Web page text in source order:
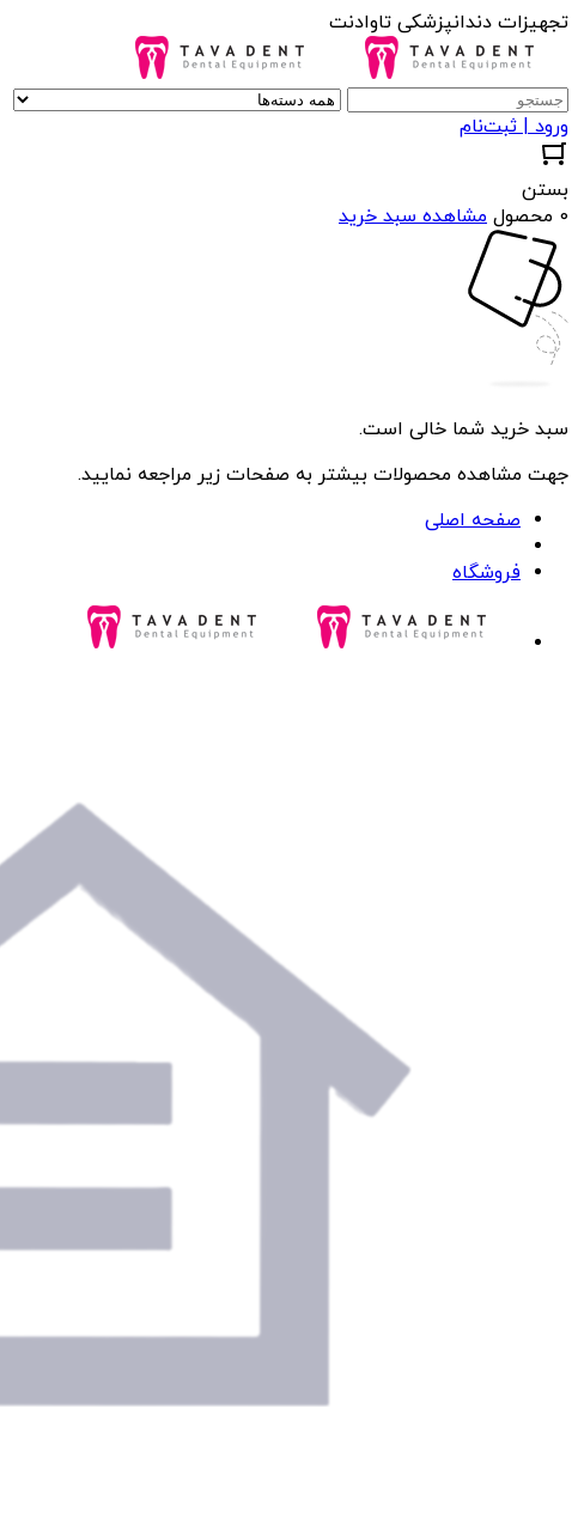
تجهیزات دندانپزشکی تاوادنت
ورود | ثبت‌نام
بستن
0 محصول
مشاهده سبد خرید
سبد خرید شما خالی است.
جهت مشاهده محصولات بیشتر به صفحات زیر مراجعه نمایید.
صفحه اصلی
فروشگاه